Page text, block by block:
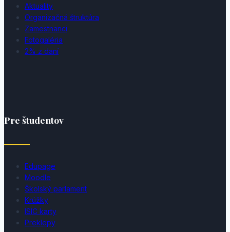
Aktuality
Organizačná štruktúra
Zamestnanci
Fotogaléria
2% z daní
Pre študentov
Edupage
Moodle
Školský parlament
Krúžky
ISIC karty
Preklepy